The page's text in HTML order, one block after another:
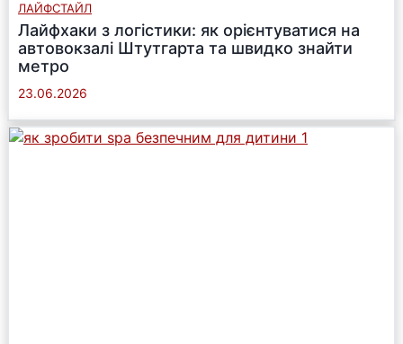
ЛАЙФСТАЙЛ
Лайфхаки з логістики: як орієнтуватися на
автовокзалі Штутгарта та швидко знайти
метро
23.06.2026